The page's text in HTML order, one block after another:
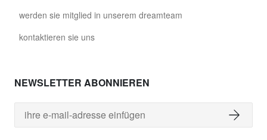
werden sie mitglied in unserem dreamteam
kontaktieren sie uns
NEWSLETTER ABONNIEREN